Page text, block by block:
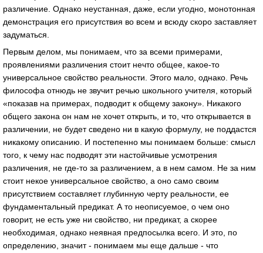
различение. Однако неустанная, даже, если угодно, монотонная
демонстрация его присутствия во всем и всюду скоро заставляет
задуматься.
Первым делом, мы понимаем, что за всеми примерами,
проявлениями различения стоит нечто общее, какое-то
универсальное свойство реальности. Этого мало, однако. Речь
философа отнюдь не звучит речью школьного учителя, который
«показав на примерах, подводит к общему закону». Никакого
общего закона он нам не хочет открыть, и то, что открывается в
различении, не будет сведено ни в какую формулу, не поддастся
никакому описанию. И постепенно мы понимаем больше: смысл
того, к чему нас подводят эти настойчивые усмотрения
различения, не где-то за различением, а в нем самом. Не за ним
стоит некое универсальное свойство, а оно само своим
присутствием составляет глубинную черту реальности, ее
фундаментальный предикат. А то неописуемое, о чем оно
говорит, не есть уже ни свойство, ни предикат, а скорее
необходимая, однако неявная предпосылка всего. И это, по
определению, значит - понимаем мы еще дальше - что